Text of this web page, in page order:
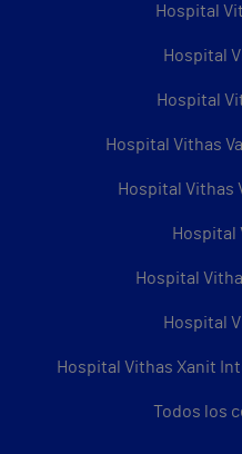
Hospital
Hospital
Hospital
Hospital Vithas
Hospital Vithas
Hospital
Hospital
Hospital
Hospital Vithas Xanit
Todos los